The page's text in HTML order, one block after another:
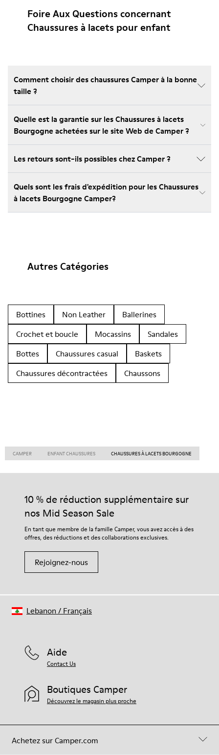
Foire Aux Questions concernant
Chaussures à lacets pour enfant
Comment choisir des chaussures Camper à la bonne
taille ?
Quelle est la garantie sur les Chaussures à lacets
Bourgogne achetées sur le site Web de Camper ?
Les retours sont-ils possibles chez Camper ?
Quels sont les frais d'expédition pour les Chaussures
à lacets Bourgogne Camper?
Autres Catégories
Bottines Non Leather
Ballerines
Crochet et boucle
Mocassins
Sandales
Bottes
Chaussures casual
Baskets
Chaussures décontractées
Chaussons
CAMPER ENFANT CHAUSSURES CHAUSSURES À LACETS BOURGOGNE
10 % de réduction supplémentaire sur
nos Mid Season Sale
En tant que membre de la famille Camper, vous avez accès à des
offres, des réductions et des collaborations exclusives.
Rejoignez-nous
Achetez sur Camper.com
Aide
Contact Us
Boutiques Camper
Découvrez le magasin plus proche
Lebanon / Français